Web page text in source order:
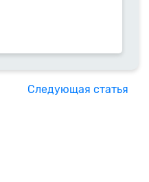
Следующая статья